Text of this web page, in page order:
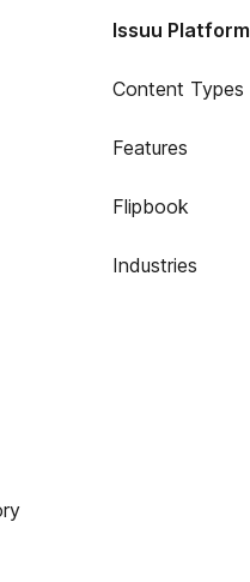
Issuu Platform
Content Types
Features
Flipbook
Industries